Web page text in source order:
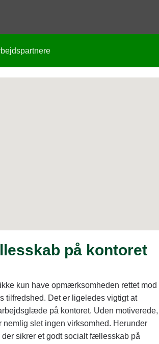
på kontoret
kun have opmærksomheden rettet mod
tilfredshed. Det er ligeledes vigtigt at
på kontoret. Uden motiverede,
slet ingen virksomhed. Herunder
sikrer et godt socialt fællesskab på